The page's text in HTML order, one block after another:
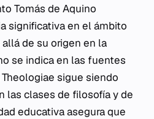
Tomás de Aquino
significativa en el ámbito
de su origen en la
se indica en las fuentes
sigue siendo
las clases de filosofía y de
educativa asegura que